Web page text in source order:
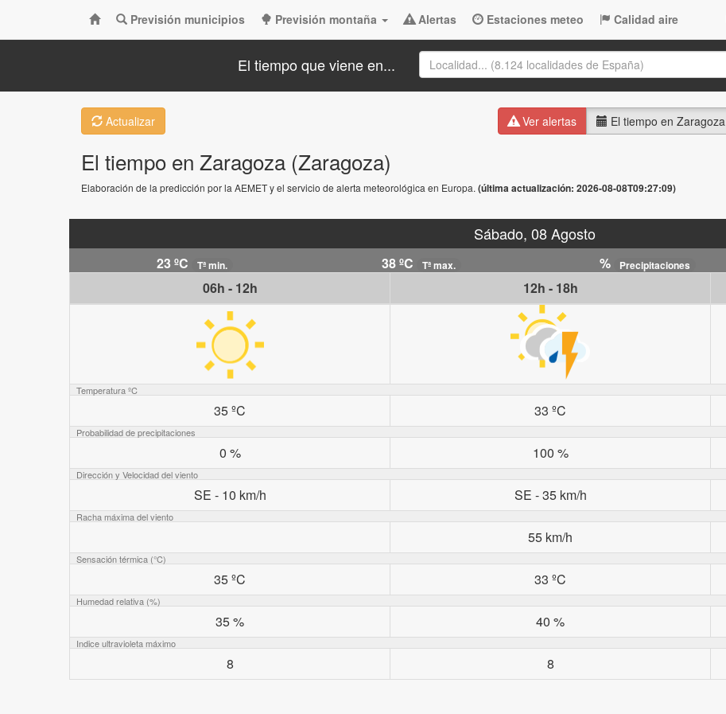
Previsión municipios Previsión montaña Alertas Estaciones meteo Calidad aire
El tiempo que viene en...
Actualizar Ver alertas El tiempo en Zaragoza
El tiempo en Zaragoza (Zaragoza)
Elaboración de la predicción por la AEMET y el servicio de alerta meteorológica en Europa. (última actualización: 2026-08-08T09:27:09)
Sábado, 08 Agosto
23 ºC Tª min. 38 ºC Tª max. % Precipitaciones
06h - 12h 12h - 18h
Temperatura ºC
35 ºC 33 ºC
Probabilidad de precipitaciones
0 % 100 %
Dirección y Velocidad del viento
SE - 10 km/h SE - 35 km/h
Racha máxima del viento
55 km/h
Sensación térmica (°C)
35 ºC 33 ºC
Humedad relativa (%)
35 % 40 %
Indice ultravioleta máximo
8 8